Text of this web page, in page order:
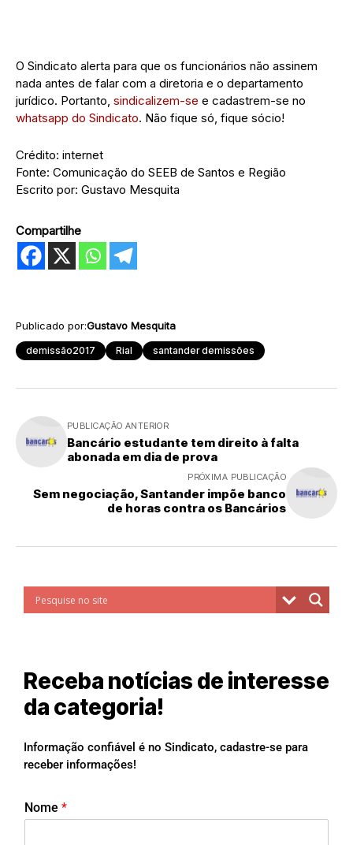
O Sindicato alerta para que os funcionários não assinem
nada antes de falar com a diretoria e o departamento
jurídico. Portanto, sindicalizem-se e cadastrem-se no
whatsapp do Sindicato. Não fique só, fique sócio!
Crédito: internet
Fonte: Comunicação do SEEB de Santos e Região
Escrito por: Gustavo Mesquita
Compartilhe
Publicado por:Gustavo Mesquita
demissão2017 Rial santander demissões
PUBLICAÇÃO ANTERIOR
Bancário estudante tem direito à falta
abonada em dia de prova
PRÓXIMA PUBLICAÇÃO
Sem negociação, Santander impõe banco
de horas contra os Bancários
Receba notícias de interesse
da categoria!
Informação confiável é no Sindicato, cadastre-se para
receber informações!
Nome *